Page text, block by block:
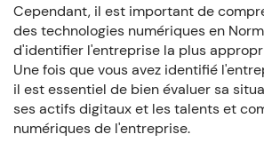
Cependant, il est important de
des technologies numériques en
d'identifier l'entreprise la plus
Une fois que vous avez identifié
il est essentiel de bien évaluer sa
ses actifs digitaux et les talents et
numériques de l'entreprise.